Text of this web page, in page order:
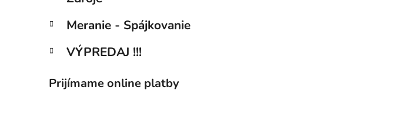
Meranie - Spájkovanie
VÝPREDAJ !!!
Prijímame online platby